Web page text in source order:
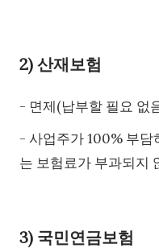
2) 산재보험
- 면제(납부할 필요 없
- 사업주가 100% 부담
는 보험료가 부과되지
3) 국민연금보험